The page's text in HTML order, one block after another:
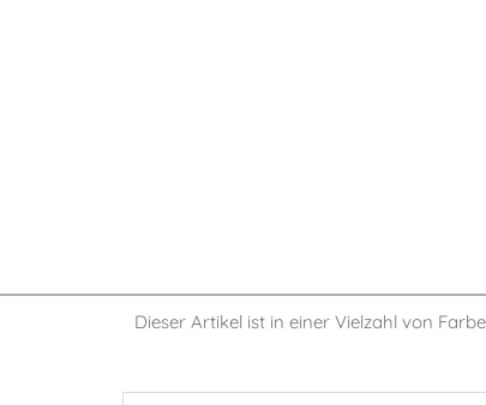
Dieser Artikel ist in einer Vielzahl von